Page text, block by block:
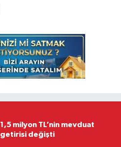
1,5 milyon TL’nin mevduat
getirisi değişti